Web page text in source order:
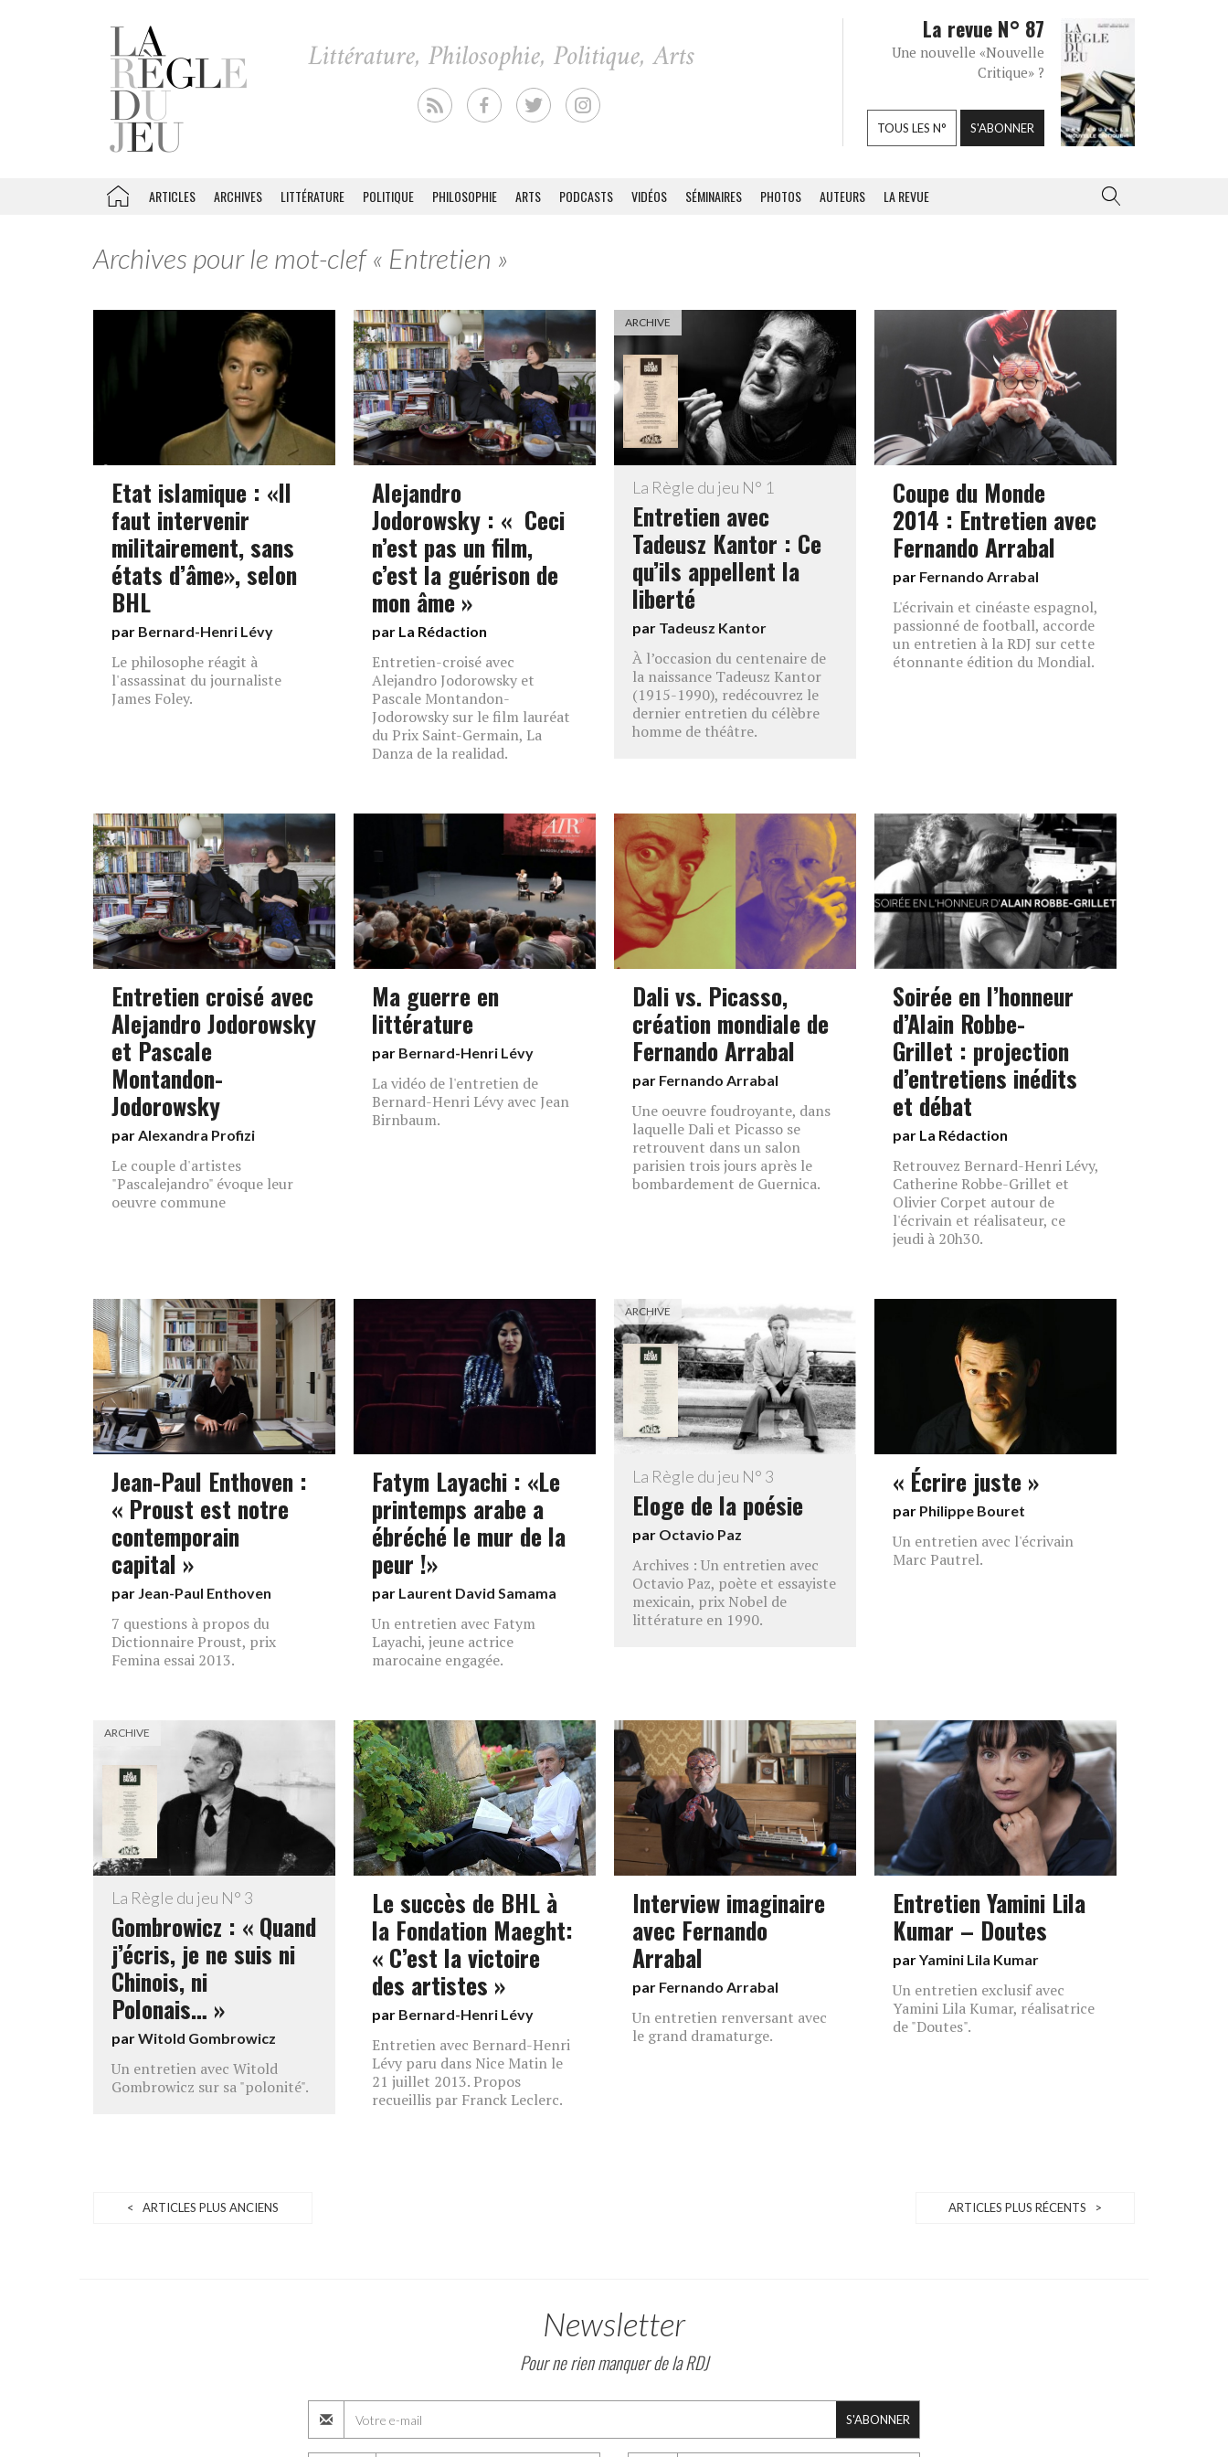
La revue N° 87
Une nouvelle «Nouvelle
Critique» ?
TOUS LES N° S'ABONNER
ARTICLES ARCHIVES LITTÉRATURE POLITIQUE PHILOSOPHIE ARTS PODCASTS VIDÉOS SÉMINAIRES PHOTOS AUTEURS LA REVUE
Archives pour le mot-clef « Entretien »
Etat islamique : «Il
faut intervenir
militairement, sans
états d’âme», selon
BHL
par Bernard-Henri Lévy
Le philosophe réagit à
l'assassinat du journaliste
James Foley.
Alejandro
Jodorowsky : « Ceci
n’est pas un film,
c’est la guérison de
mon âme »
par La Rédaction
Entretien-croisé avec
Alejandro Jodorowsky et
Pascale Montandon-
Jodorowsky sur le film lauréat
du Prix Saint-Germain, La
Danza de la realidad.
ARCHIVE
La Règle du jeu N° 1
Entretien avec
Tadeusz Kantor : Ce
qu’ils appellent la
liberté
par Tadeusz Kantor
À l’occasion du centenaire de
la naissance Tadeusz Kantor
(1915-1990), redécouvrez le
dernier entretien du célèbre
homme de théâtre.
Coupe du Monde
2014 : Entretien avec
Fernando Arrabal
par Fernando Arrabal
L'écrivain et cinéaste espagnol,
passionné de football, accorde
un entretien à la RDJ sur cette
étonnante édition du Mondial.
Entretien croisé avec
Alejandro Jodorowsky
et Pascale
Montandon-
Jodorowsky
parAlexandra Profizi
Le couple d'artistes
"Pascalejandro" évoque leur
oeuvre commune
Ma guerre en
littérature
par Bernard-Henri Lévy
La vidéo de l'entretien de
Bernard-Henri Lévy avec Jean
Birnbaum.
Dali vs. Picasso,
création mondiale de
Fernando Arrabal
par Fernando Arrabal
Une oeuvre foudroyante, dans
laquelle Dali et Picasso se
retrouvent dans un salon
parisien trois jours après le
bombardement de Guernica.
Soirée en l’honneur
d’Alain Robbe-
Grillet : projection
d’entretiens inédits
et débat
par La Rédaction
Retrouvez Bernard-Henri Lévy,
Catherine Robbe-Grillet et
Olivier Corpet autour de
l'écrivain et réalisateur, ce
jeudi à 20h30.
Jean-Paul Enthoven :
« Proust est notre
contemporain
capital »
par Jean-Paul Enthoven
7 questions à propos du
Dictionnaire Proust, prix
Femina essai 2013.
Fatym Layachi : «Le
printemps arabe a
ébréché le mur de la
peur !»
par Laurent David Samama
Un entretien avec Fatym
Layachi, jeune actrice
marocaine engagée.
ARCHIVE
La Règle du jeu N° 3
Eloge de la poésie
par Octavio Paz
Archives : Un entretien avec
Octavio Paz, poète et essayiste
mexicain, prix Nobel de
littérature en 1990.
« Écrire juste »
par Philippe Bouret
Un entretien avec l'écrivain
Marc Pautrel.
ARCHIVE
La Règle du jeu N° 3
Gombrowicz : « Quand
j’écris, je ne suis ni
Chinois, ni
Polonais… »
parWitold Gombrowicz
Un entretien avec Witold
Gombrowicz sur sa "polonité".
Le succès de BHL à
la Fondation Maeght:
« C’est la victoire
des artistes »
par Bernard-Henri Lévy
Entretien avec Bernard-Henri
Lévy paru dans Nice Matin le
21 juillet 2013. Propos
recueillis par Franck Leclerc.
Interview imaginaire
avec Fernando
Arrabal
par Fernando Arrabal
Un entretien renversant avec
le grand dramaturge.
Entretien Yamini Lila
Kumar – Doutes
parYamini Lila Kumar
Un entretien exclusif avec
Yamini Lila Kumar, réalisatrice
de "Doutes".
< ARTICLES PLUS ANCIENS ARTICLES PLUS RÉCENTS >
Newsletter
Pour ne rien manquer de la RDJ
S'ABONNER